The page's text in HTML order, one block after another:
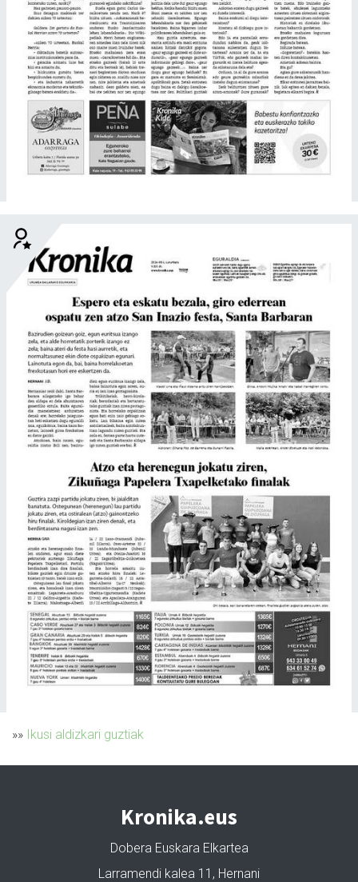
»» Ikusi aldizkari guztiak
Kronika.eus
Dobera Euskara Elkartea
Larramendi kalea 11, Hernani